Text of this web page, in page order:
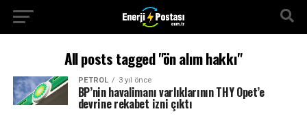
All posts tagged "ön alım hakkı"
PETROL 3 yıl önce
BP’nin havalimanı varlıklarının THY Opet’e
devrine rekabet izni çıktı